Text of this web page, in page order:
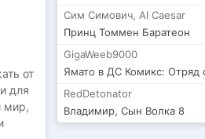
от
для
мир,
Сим Симович, AI Caesar
Принц Томмен Баратеон
GigaWeeb9000
RedDetonator
Владимир, Сын Волка 8